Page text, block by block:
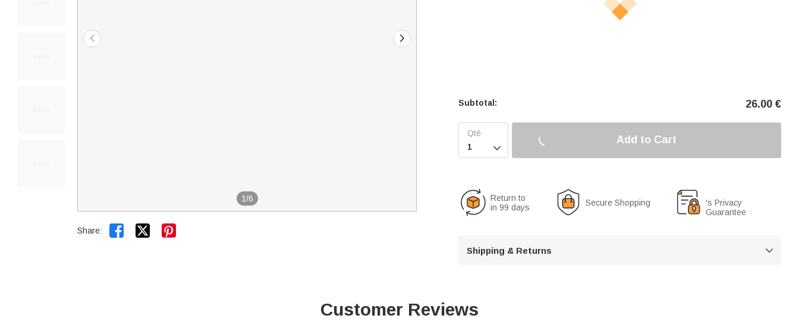
1/6
Share:  
Subtotal: 26.00 €

Add to Cart
Return to
in 99 days
Secure Shopping
's Privacy
Guarantee
Shipping & Returns 
Customer Reviews